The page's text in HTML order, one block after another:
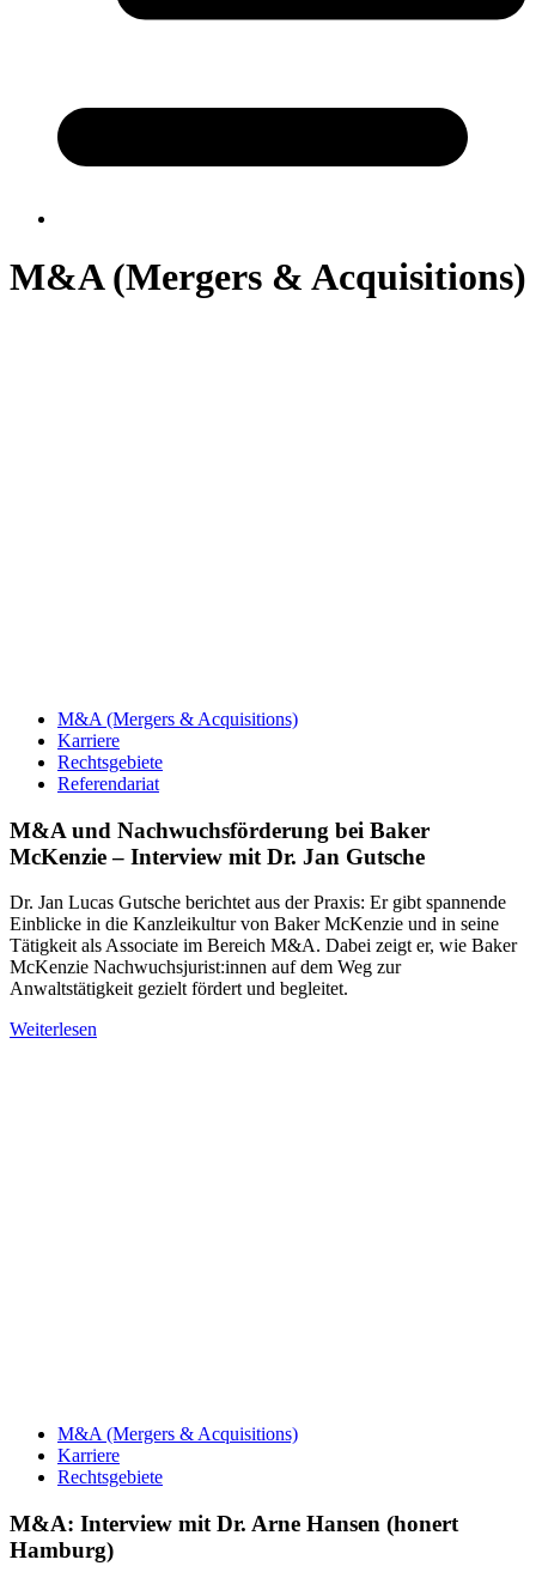
M&A (Mergers & Acquisitions)
M&A (Mergers & Acquisitions)
Karriere
Rechtsgebiete
Referendariat
M&A und Nachwuchsförderung bei Baker
McKenzie – Interview mit Dr. Jan Gutsche
Dr. Jan Lucas Gutsche berichtet aus der Praxis: Er gibt spannende
Einblicke in die Kanzleikultur von Baker McKenzie und in seine
Tätigkeit als Associate im Bereich M&A. Dabei zeigt er, wie Baker
McKenzie Nachwuchsjurist:innen auf dem Weg zur
Anwaltstätigkeit gezielt fördert und begleitet.
Weiterlesen
M&A (Mergers & Acquisitions)
Karriere
Rechtsgebiete
M&A: Interview mit Dr. Arne Hansen (honert
Hamburg)